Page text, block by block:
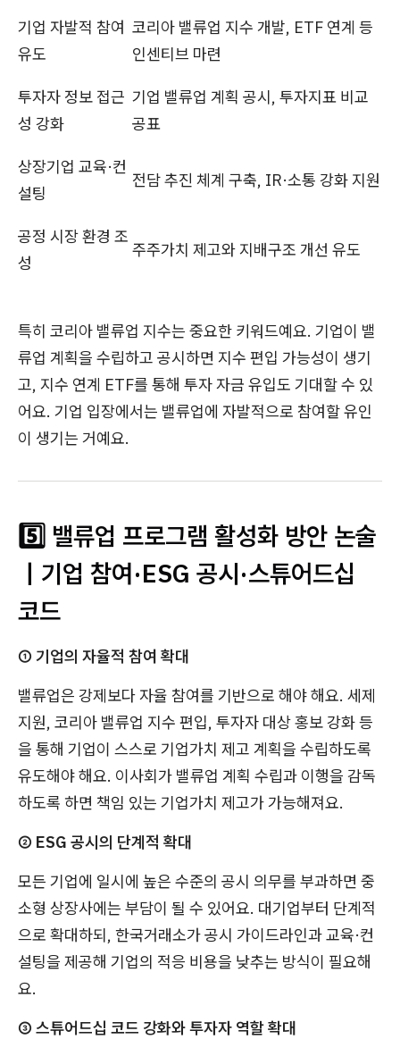
기업 자발적 참여
유도
코리아 밸류업 지수 개발, ETF 연계 등
인센티브 마련
투자자 정보 접근
성 강화
기업 밸류업 계획 공시, 투자지표 비교
공표
상장기업 교육·컨
설팅
전담 추진 체계 구축, IR·소통 강화 지원
공정 시장 환경 조
성
주주가치 제고와 지배구조 개선 유도
특히 코리아 밸류업 지수는 중요한 키워드예요. 기업이 밸
류업 계획을 수립하고 공시하면 지수 편입 가능성이 생기
고, 지수 연계 ETF를 통해 투자 자금 유입도 기대할 수 있
어요. 기업 입장에서는 밸류업에 자발적으로 참여할 유인
이 생기는 거예요.
5️⃣ 밸류업 프로그램 활성화 방안 논술
｜기업 참여·ESG 공시·스튜어드십
코드
① 기업의 자율적 참여 확대
밸류업은 강제보다 자율 참여를 기반으로 해야 해요. 세제
지원, 코리아 밸류업 지수 편입, 투자자 대상 홍보 강화 등
을 통해 기업이 스스로 기업가치 제고 계획을 수립하도록
유도해야 해요. 이사회가 밸류업 계획 수립과 이행을 감독
하도록 하면 책임 있는 기업가치 제고가 가능해져요.
② ESG 공시의 단계적 확대
모든 기업에 일시에 높은 수준의 공시 의무를 부과하면 중
소형 상장사에는 부담이 될 수 있어요. 대기업부터 단계적
으로 확대하되, 한국거래소가 공시 가이드라인과 교육·컨
설팅을 제공해 기업의 적응 비용을 낮추는 방식이 필요해
요.
③ 스튜어드십 코드 강화와 투자자 역할 확대